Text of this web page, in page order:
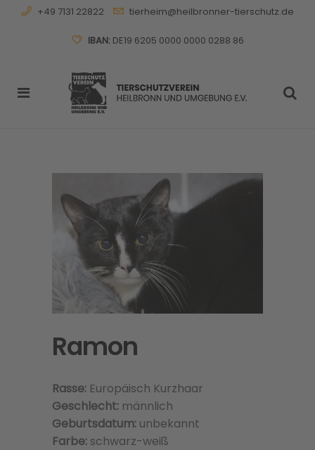
+49 7131 22822 tierheim@heilbronner-tierschutz.de
IBAN:DE19 6205 0000 0000 0288 86
Ramon
Rasse: Europäisch Kurzhaar
Geschlecht: männlich
Geburtsdatum: unbekannt
Farbe: schwarz-weiß